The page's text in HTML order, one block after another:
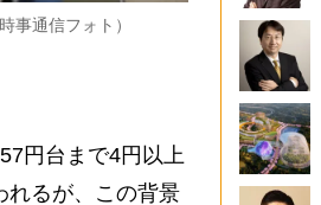
事通信フォト）
円台まで4円以上
れるが、この背景